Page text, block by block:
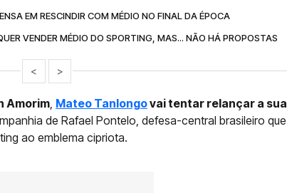
EM RESCINDIR COM MÉDIO NO FINAL DA ÉPOCA
VENDER MÉDIO DO SPORTING, MAS... NÃO HÁ PROPOSTAS
< >
Amorim Mateo Tanlongovai tentar relançar a sua
de Rafael Pontelo, defesa-central brasileiro que
ao emblema cipriota.